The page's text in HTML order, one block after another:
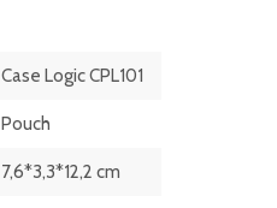
Case Logic CPL101
Pouch
7,6*3,3*12,2 cm